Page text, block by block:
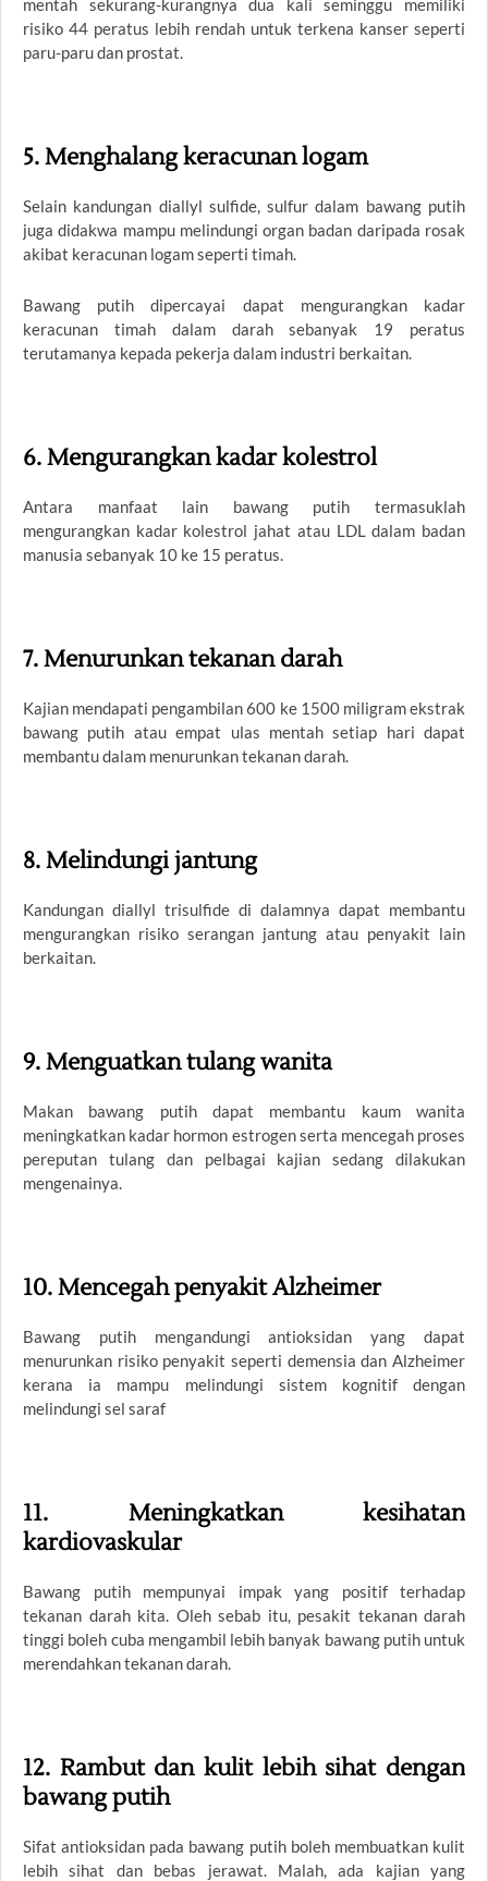
mentah sekurang-kurangnya dua kali seminggu memiliki
risiko 44 peratus lebih rendah untuk terkena kanser seperti
paru-paru dan prostat.
5. Menghalang keracunan logam
Selain kandungan diallyl sulfide, sulfur dalam bawang putih
juga didakwa mampu melindungi organ badan daripada rosak
akibat keracunan logam seperti timah.
Bawang putih dipercayai dapat mengurangkan kadar
keracunan timah dalam darah sebanyak 19 peratus
terutamanya kepada pekerja dalam industri berkaitan.
6. Mengurangkan kadar kolestrol
Antara manfaat lain bawang putih termasuklah
mengurangkan kadar kolestrol jahat atau LDL dalam badan
manusia sebanyak 10 ke 15 peratus.
7. Menurunkan tekanan darah
Kajian mendapati pengambilan 600 ke 1500 miligram ekstrak
bawang putih atau empat ulas mentah setiap hari dapat
membantu dalam menurunkan tekanan darah.
8. Melindungi jantung
Kandungan diallyl trisulfide di dalamnya dapat membantu
mengurangkan risiko serangan jantung atau penyakit lain
berkaitan.
9. Menguatkan tulang wanita
Makan bawang putih dapat membantu kaum wanita
meningkatkan kadar hormon estrogen serta mencegah proses
pereputan tulang dan pelbagai kajian sedang dilakukan
mengenainya.
10. Mencegah penyakit Alzheimer
Bawang putih mengandungi antioksidan yang dapat
menurunkan risiko penyakit seperti demensia dan Alzheimer
kerana ia mampu melindungi sistem kognitif dengan
melindungi sel saraf
11. Meningkatkan kesihatan
kardiovaskular
Bawang putih mempunyai impak yang positif terhadap
tekanan darah kita. Oleh sebab itu, pesakit tekanan darah
tinggi boleh cuba mengambil lebih banyak bawang putih untuk
merendahkan tekanan darah.
12. Rambut dan kulit lebih sihat dengan
bawang putih
Sifat antioksidan pada bawang putih boleh membuatkan kulit
lebih sihat dan bebas jerawat. Malah, ada kajian yang